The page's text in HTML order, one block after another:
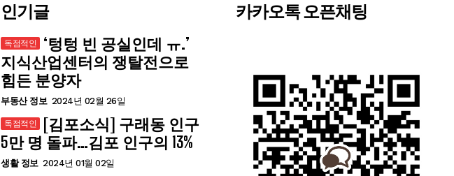
인기글
‘텅텅 빈 공실인데 ㅠ.’
지식산업센터의 쟁탈전으로
힘든 분양자
부동산 정보 2024년 02월 26일
[김포소식] 구래동 인구
5만 명 돌파…김포 인구의 13%
생활 정보 2024년 01월 02일
카카오톡 오픈채팅